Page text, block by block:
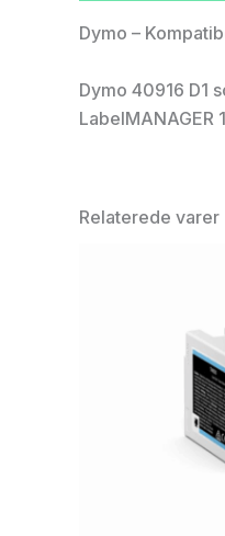
Dymo –
Dymo 40916 D1
LabelMANAGER
Relaterede varer